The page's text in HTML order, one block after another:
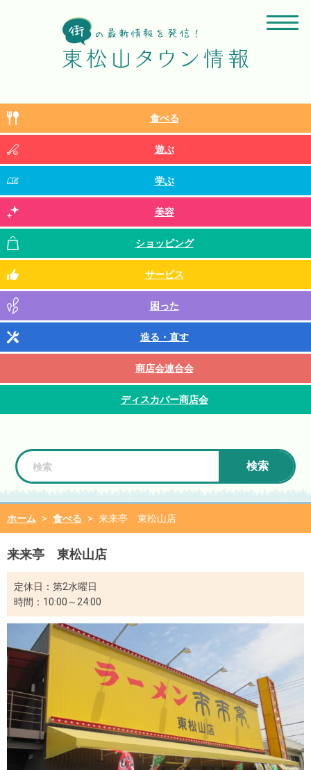
食べる
遊ぶ
学ぶ
美容
ショッピング
サービス
困った
造る・直す
商店会連合会
ディスカバー商店会
検索
ホーム > 食べる > 来来亭 東松山店
来来亭 東松山店
定休日：第2水曜日
時間：10:00～24:00